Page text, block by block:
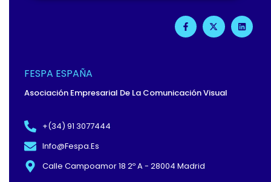
F
A
C
F
X
-
T
L
I
N
FESPA ESPAÑA
Asociación Empresarial De La Comunicación Visual
+(34) 91 3077444
Info@fespa.es
Calle Campoamor 18 2º A - 28004 Madrid